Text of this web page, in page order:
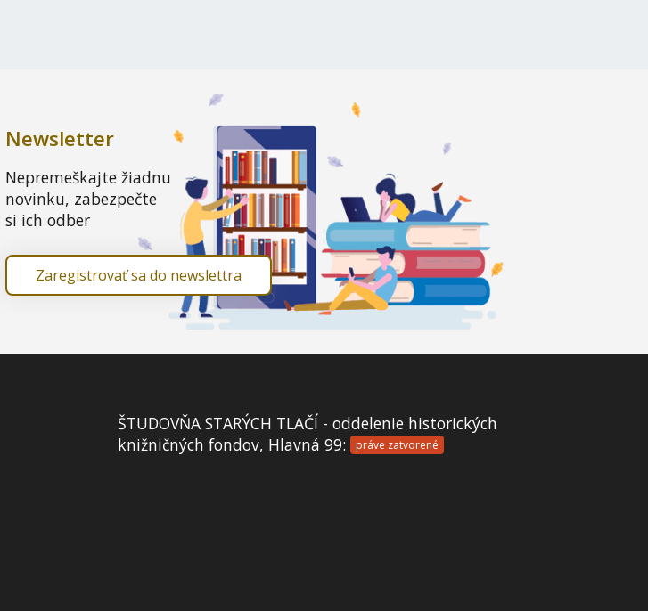
Newsletter
Nepremeškajte žiadnu
novinku, zabezpečte
si ich odber
Zaregistrovať sa do newslettra
ŠTUDOVŇA STARÝCH TLAČÍ - oddelenie historických
knižničných fondov, Hlavná 99:
práve zatvorené